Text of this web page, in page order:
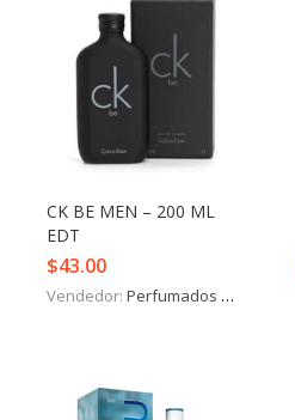
Recordarme
CK BE MEN – 200 ML
EDT
$43.00
Vendedor: Perfumados y más